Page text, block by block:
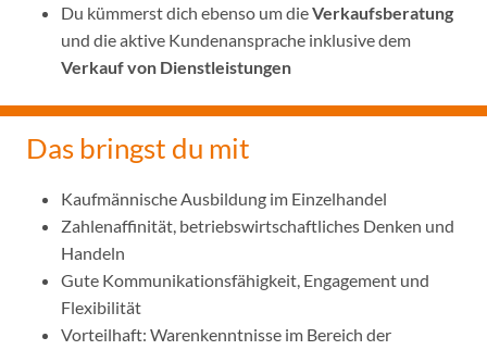
Du kümmerst dich ebenso um dieVerkaufsberatung
und die aktive Kundenansprache inklusive dem
Verkauf von Dienstleistungen
Das bringst du mit
Kaufmännische Ausbildung im Einzelhandel
Zahlenaffinität, betriebswirtschaftliches Denken und
Handeln
Gute Kommunikationsfähigkeit, Engagement und
Flexibilität
Vorteilhaft: Warenkenntnisse im Bereich der